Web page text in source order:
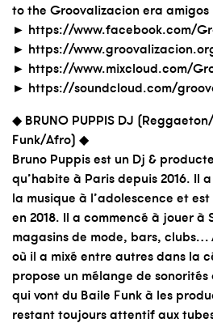
to the Groovalizacion era amigos
► https://www.facebook.com/
► https://
► https://www.mixcloud.com/
► https://soundcloud.com/
◆ BRUNO PUPPIS DJ
Funk/Afro) ◆
Bruno Puppis est un Dj &
qu’habite à Paris depuis 2016. Il
la musique à l’adolescence et
en 2018. Il a commencé à jouer à
magasins de mode, bars, clubs…
où il a mixé entre autres dans la
propose un mélange de
qui vont du Baile Funk à les
restant toujours attentif aux